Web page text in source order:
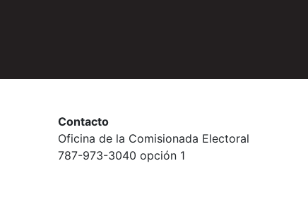
Contacto
Oficina de la Comisionada Electoral
787-973-3040 opción 1